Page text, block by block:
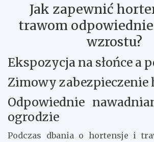
Jak zapewnić
trawom
wzrostu?
Ekspozycja na słońce a
Zimowy zabezpieczenie
Odpowiednie
ogrodzie
Podczas dbania o hortensje i